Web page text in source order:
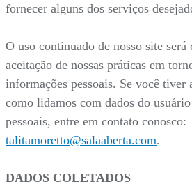
fornecer alguns dos serviços
O uso continuado de nosso site será
aceitação de nossas práticas em
informações pessoais. Se você tiver
como lidamos com dados do
pessoais, entre em contato conosco:
talitamoretto@salaaberta.com.
DADOS COLETADOS